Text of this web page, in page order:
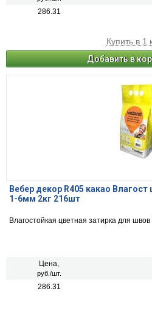
286.31
Купить в 1
Добавить в
Вебер декор R405 какао
1-6мм 2кг 216шт
Влагостойкая цветная затирка для
Цена,
руб./шт.
286.31